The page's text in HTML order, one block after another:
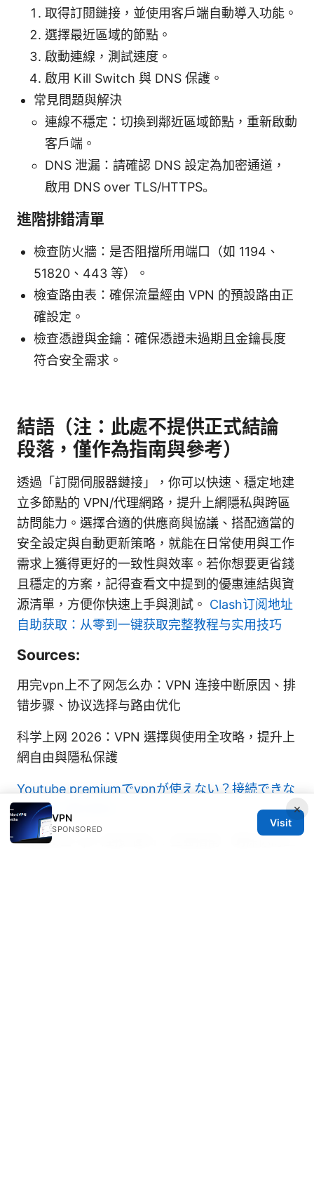
取得訂閱鏈接，並使用客戶端自動導入功能。
選擇最近區域的節點。
啟動連線，測試速度。
啟用 Kill Switch 與 DNS 保護。
常見問題與解決
連線不穩定：切換到鄰近區域節點，重新啟動
客戶端。
DNS 泄漏：請確認 DNS 設定為加密通道，
啟用 DNS over TLS/HTTPS。
進階排錯清單
檢查防火牆：是否阻擋所用端口（如 1194、
51820、443 等）。
檢查路由表：確保流量經由 VPN 的預設路由正
確設定。
檢查憑證與金鑰：確保憑證未過期且金鑰長度
符合安全需求。
結語（注：此處不提供正式結論
段落，僅作為指南與參考）
透過「訂閱伺服器鏈接」，你可以快速、穩定地建
立多節點的 VPN/代理網路，提升上網隱私與跨區
訪問能力。選擇合適的供應商與協議、搭配適當的
安全設定與自動更新策略，就能在日常使用與工作
需求上獲得更好的一致性與效率。若你想要更省錢
且穩定的方案，記得查看文中提到的優惠連結與資
源清單，方便你快速上手與測試。 Clash订阅地址
自助获取：从零到一键获取完整教程与实用技巧
Sources:
用完vpn上不了网怎么办：VPN 连接中断原因、排
错步骤、协议选择与路由优化
科学上网 2026：VPN 選擇與使用全攻略，提升上
網自由與隱私保護
Youtube premiumでvpnが使えない？接続できな
い原因と解決策を
“设置安全 vpn 连接”窗口：全面指南，确保你的上
×
VPN
SPONSORED
Visit